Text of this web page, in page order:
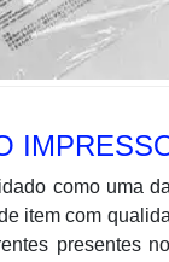
como uma
item com
presentes